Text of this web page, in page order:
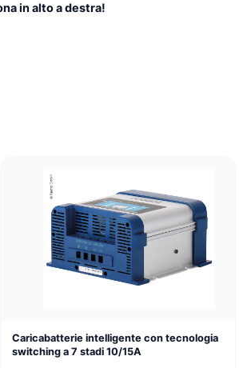
in alto a destra!
Caricabatterie intelligente con tecnologia
switching a 7 stadi 10/15A